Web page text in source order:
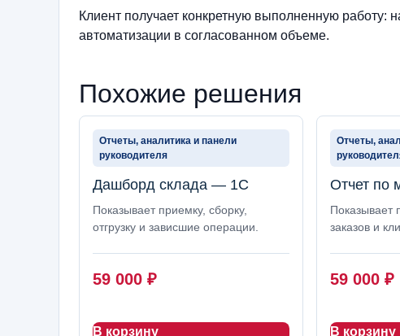
Клиент получает конкретную выполненную работу:
автоматизации в согласованном объеме.
Похожие решения
Отчеты, аналитика и панели
руководителя
Дашборд склада — 1С
Показывает приемку, сборку,
отгрузку и зависшие операции.
59 000 ₽
В корзину
Отчеты,
Отчет по
Показывает
заказов и
59 000 ₽
В корзину